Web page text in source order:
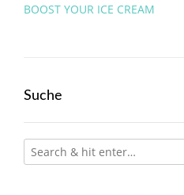
Post
BOOST YOUR ICE CREAM
Suche